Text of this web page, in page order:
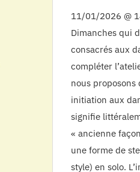
11/01/2026 @
Dimanches qui
consacrés aux
compléter
nous
initiation aux
signifie
« ancienne
une forme de
style) en solo.